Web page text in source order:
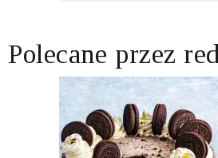
Polecane przez